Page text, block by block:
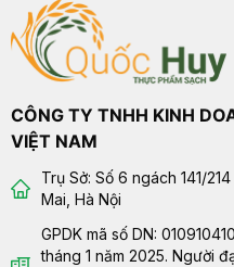
CÔNG TY TNHH KINH
VIỆT NAM
Trụ Sở: Số 6 ngách 141/
Mai, Hà Nội
GPDK mã số DN:
tháng 1 năm 2025. Người